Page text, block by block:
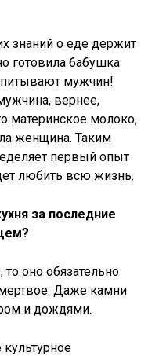
знаний о еде держит
готовила бабушка
мужчин!
вернее,
материнское молоко,
женщина. Таким
первый опыт
любить всю жизнь.
за последние
оно обязательно
Даже камни
и дождями.